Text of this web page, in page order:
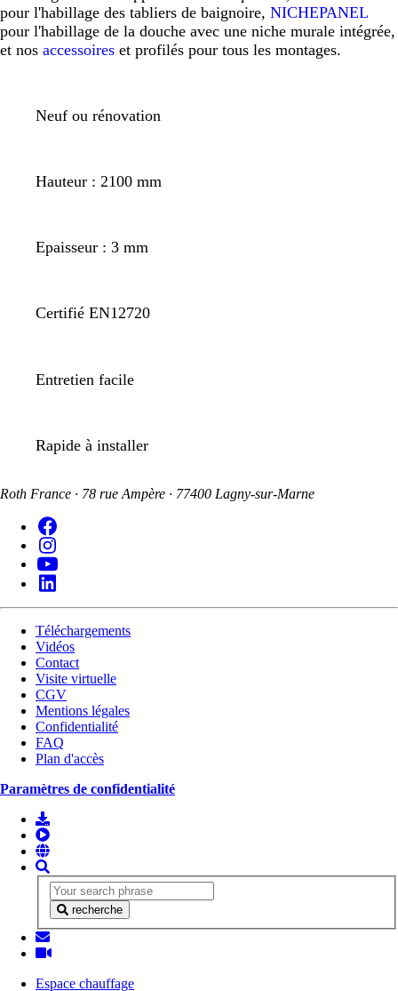
pour l'habillage des tabliers de baignoire, NICHEPANEL
pour l'habillage de la douche avec une niche murale intégrée,
et nos accessoires et profilés pour tous les montages.
Neuf ou rénovation
Hauteur : 2100 mm
Epaisseur : 3 mm
Certifié EN12720
Entretien facile
Rapide à installer
Roth France · 78 rue Ampère · 77400 Lagny-sur-Marne
Téléchargements
Vidéos
Contact
Visite virtuelle
CGV
Mentions légales
Confidentialité
FAQ
Plan d'accès
Paramètres de confidentialité
recherche
Espace chauffage